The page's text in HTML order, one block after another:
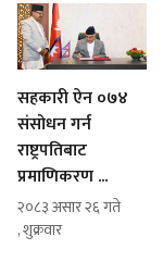
सहकारी ऐन ०७४
संसोधन गर्न
राष्ट्रपतिबाट
प्रमाणिकरण ...
२०८३ असार २६ गते
, शुक्रवार